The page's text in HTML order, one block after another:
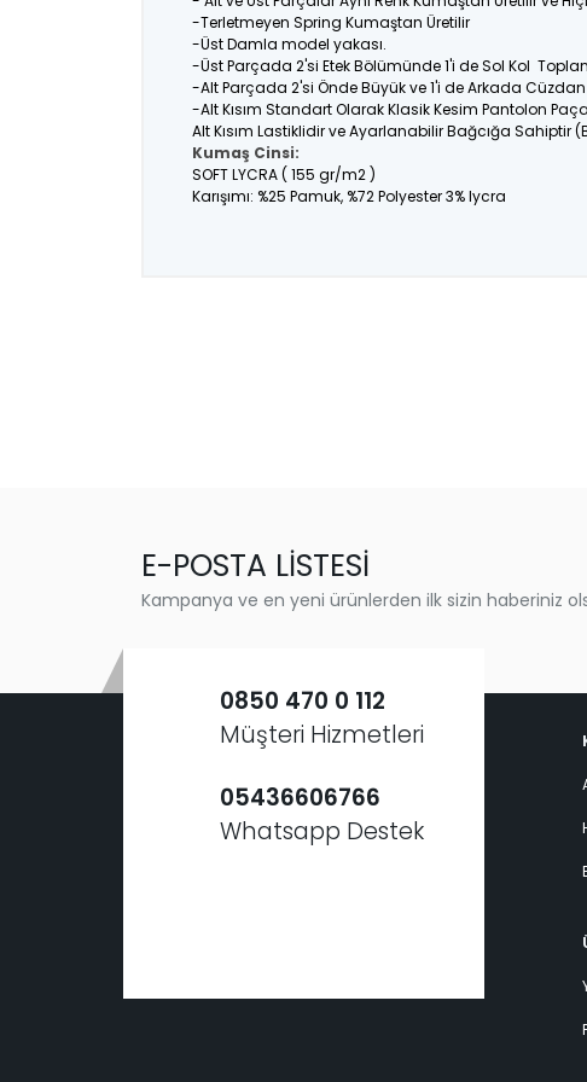
-Terletmeyen Spring Kumaştan Üretilir
-Üst Damla model yakası.
-Üst Parçada 2'si Etek Bölümünde 1'i de Sol Kol
-Alt Parçada 2'si Önde Büyük ve 1'i de Arkada Cüzdan
-Alt Kısım Standart Olarak Klasik Kesim Pantolon
Alt Kısım Lastiklidir ve Ayarlanabilir Bağcığa Sahiptir
Kumaş Cinsi:
SOFT LYCRA ( 155 gr/m2 )
Karışımı: %25 Pamuk, %72 Polyester 3% lycra
E-POSTA LİSTESİ
Kampanya ve en yeni ürünlerden ilk sizin haberiniz
0850 470 0 112
Müşteri Hizmetleri
05436606766
Whatsapp Destek